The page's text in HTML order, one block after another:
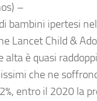
–
bambini ipertesi
Lancet Child &
alta è quasi
che ne
entro il 2020 la